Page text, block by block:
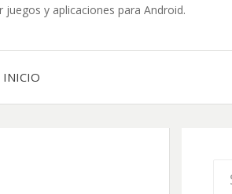
y aplicaciones para Android.
INICIO